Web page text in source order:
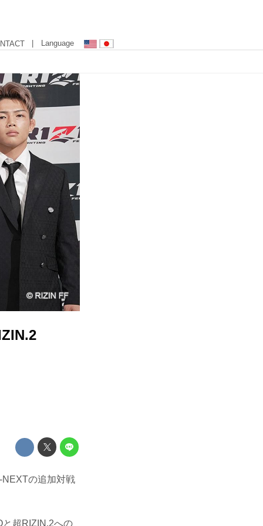
| Language
の追加対戦
超RIZIN.2への